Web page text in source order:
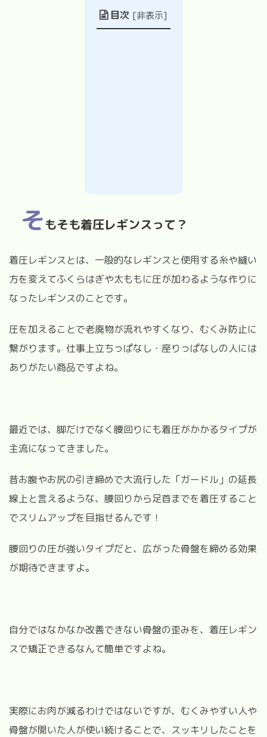
目次 [非表示]
そもそも着圧レギンスって？
着圧レギンスとは、一般的なレギンスと使用する糸や縫い
方を変えてふくらはぎや太ももに圧が加わるような作りに
なったレギンスのことです。
圧を加えることで老廃物が流れやすくなり、むくみ防止に
繋がります。仕事上立ちっぱなし・座りっぱなしの人には
ありがたい商品ですよね。
最近では、脚だけでなく腰回りにも着圧がかかるタイプが
主流になってきました。
昔お腹やお尻の引き締めで大流行した「ガードル」の延長
線上と言えるような、腰回りから足首までを着圧すること
でスリムアップを目指せるんです！
腰回りの圧が強いタイプだと、広がった骨盤を締める効果
が期待できますよ。
自分ではなかなか改善できない骨盤の歪みを、着圧レギン
スで矯正できるなんて簡単ですよね。
実際にお肉が減るわけではないですが、むくみやすい人や
骨盤が開いた人が使い続けることで、スッキリしたことを